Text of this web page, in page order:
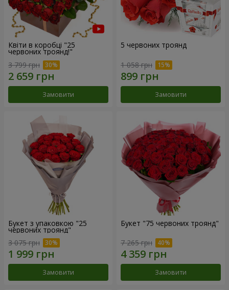
Квіти в коробці "25
червоних троянд!"
3 799 грн
Замовити
5 червоних троянд
1 058 грн
Замовити
Букет з упаковкою "25
червоних троянд"
3 075 грн
Замовити
Букет "75 червоних троянд"
7 265 грн
Замовити